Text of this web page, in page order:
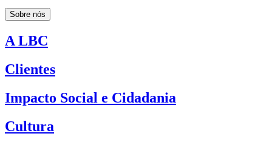
Sobre nós
A LBC
Clientes
Impacto Social e Cidadania
Cultura